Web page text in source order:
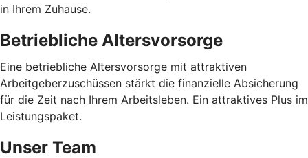
in Ihrem Zuhause.
Betriebliche Altersvorsorge
Eine betriebliche Altersvorsorge mit attraktiven
Arbeitgeberzuschüssen stärkt die finanzielle Absicherung
für die Zeit nach Ihrem Arbeitsleben. Ein attraktives Plus im
Leistungspaket.
Unser Team